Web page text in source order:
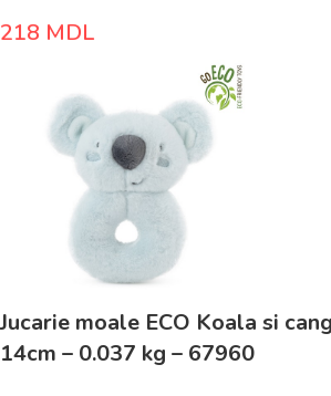
218 MDL
Jucarie moale ECO Koala si
14cm – 0.037 kg – 67960